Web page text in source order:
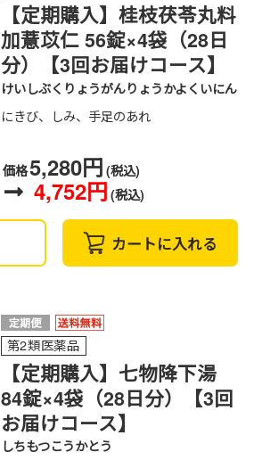
【定期購入】桂枝茯苓丸料
加薏苡仁 56錠×4袋（28日
分）【3回お届けコース】
けいしぶくりょうがんりょうかよくいにん
にきび、しみ、手足のあれ
価格5,280円 (税込)
4,752円 (税込)
カートに入れる
第2類医薬品
【定期購入】七物降下湯
84錠×4袋（28日分）【3回
お届けコース】
しちもつこうかとう